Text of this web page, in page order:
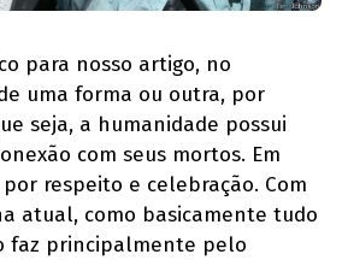
para nosso artigo, no
uma forma ou outra, por
seja, a humanidade possui
com seus mortos. Em
respeito e celebração. Com
atual, como basicamente tudo
faz principalmente pelo